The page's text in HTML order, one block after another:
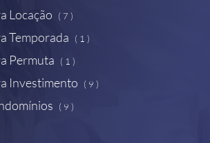
Locação ( 7 )
Temporada ( 1 )
Permuta ( 1 )
Investimento ( 9 )
( 9 )